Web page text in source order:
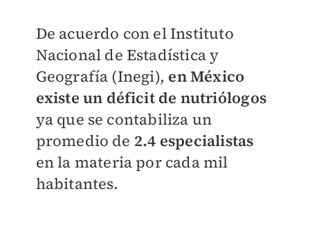
De acuerdo con el Instituto
Nacional de Estadística y
Geografía (Inegi), en México
existe un déficit de nutriólogos
ya que se contabiliza un
promedio de 2.4 especialistas
en la materia por cada mil
habitantes.